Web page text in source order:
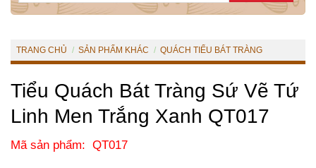
TRANG CHỦ / SẢN PHẨM KHÁC / QUÁCH TIỂU BÁT TRÀNG
Tiểu Quách Bát Tràng Sứ Vẽ Tứ
Linh Men Trắng Xanh QT017
Mã sản phẩm: QT017